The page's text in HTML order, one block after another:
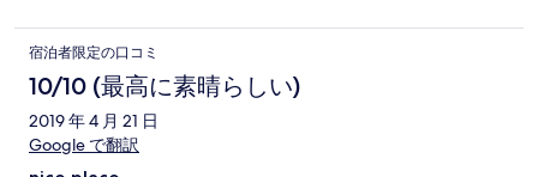
宿泊者限定の口コミ
10/10 (最高に素晴らしい)
2019 年 4 月 21 日
Google で翻訳